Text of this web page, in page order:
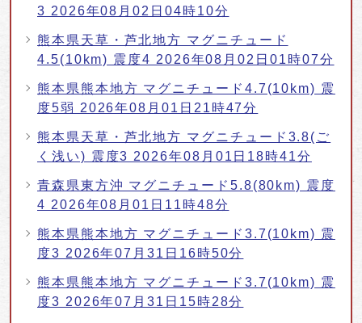
3 2026年08月02日04時10分
熊本県天草・芦北地方 マグニチュード
4.5(10km) 震度4 2026年08月02日01時07分
熊本県熊本地方 マグニチュード4.7(10km) 震
度5弱 2026年08月01日21時47分
熊本県天草・芦北地方 マグニチュード3.8(ご
く浅い) 震度3 2026年08月01日18時41分
青森県東方沖 マグニチュード5.8(80km) 震度
4 2026年08月01日11時48分
熊本県熊本地方 マグニチュード3.7(10km) 震
度3 2026年07月31日16時50分
熊本県熊本地方 マグニチュード3.7(10km) 震
度3 2026年07月31日15時28分